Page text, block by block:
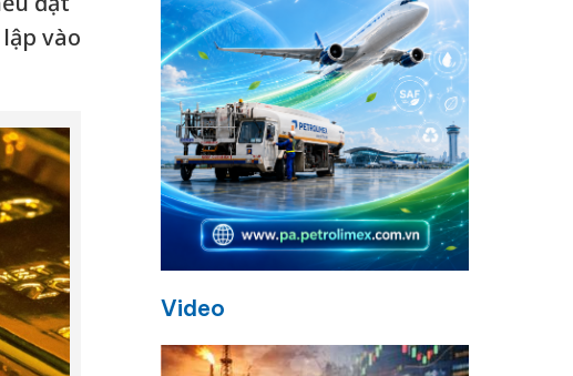
vào
Video